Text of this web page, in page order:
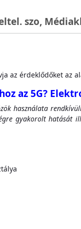
szo,
az érdeklődőket az
az 5G?
használata
gyakorolt